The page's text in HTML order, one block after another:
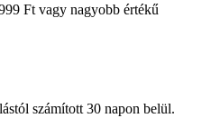
Ft vagy nagyobb értékű
számított 30 napon belül.